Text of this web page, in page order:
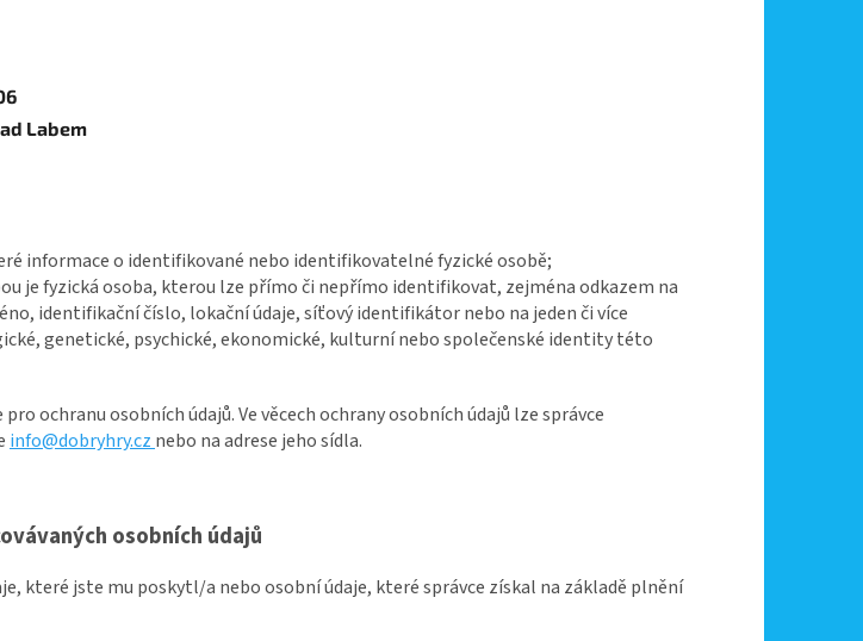
Labem
informace o identifikované nebo identifikovatelné fyzické osobě;
je fyzická osoba, kterou lze přímo či nepřímo identifikovat, zejména odkazem na
identifikační číslo, lokační údaje, síťový identifikátor nebo na jeden či více
genetické, psychické, ekonomické, kulturní nebo společenské identity této
ochranu osobních údajů. Ve věcech ochrany osobních údajů lze správce
info@dobryhry.cz nebo na adrese jeho sídla.
osobních údajů
které jste mu poskytl/a nebo osobní údaje, které správce získal na základě plnění